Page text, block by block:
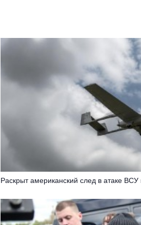
Раскрыт американский след в атаке